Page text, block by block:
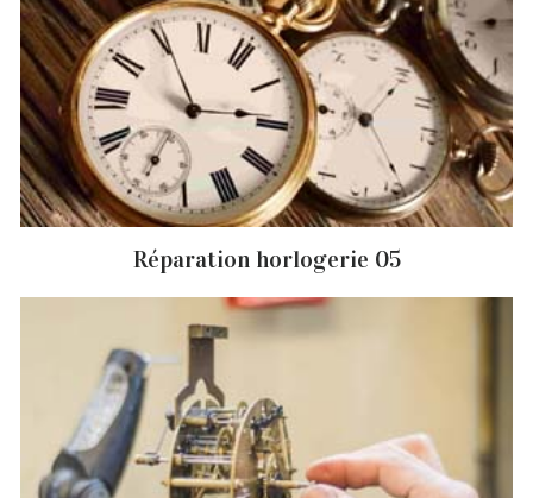
Réparation horlogerie 05